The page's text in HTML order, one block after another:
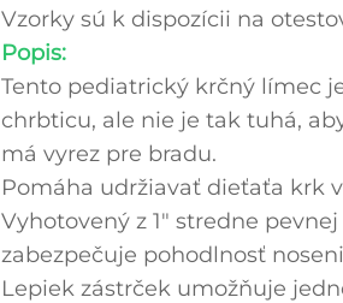
Vzorky sú k dispozícii na
Popis:
Tento pediatrický krčný límec
chrbticu, ale nie je tak tuhá,
má vyrez pre bradu.
Pomáha udržiavať dieťaťa krk
Vyhotovený z 1" stredne
zabezpečuje pohodlnosť
Lepiek zástrček umožňuje